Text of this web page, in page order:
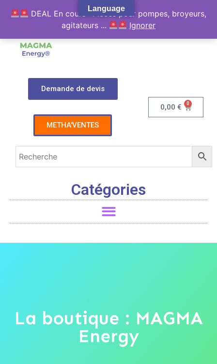
Demande de devis
METHA'VENTES
0,00€ 0
Catégories
La boutique : MAGMA
Energy
Language
DEAL En cours : Pièces pour pompes, broyeurs,
agitateurs ...
Ignorer